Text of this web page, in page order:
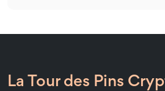
La Tour des Pins